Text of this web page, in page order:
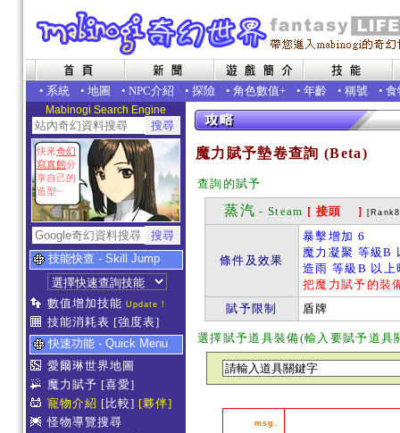
• 系統 • 地圖 • NPC介紹 • 探險 • 角色數值+ • 年齡 • 稱號 • 食
Mabinogi Search Engine
快來奇幻
寫真館分
享自己的
造型~
技能快查 - Skill Jump
數值增加技能 Update !
技能消耗表 [強度表]
快速功能 - Quick Menu
愛爾琳世界地圖
魔力賦予 [喜愛]
寵物介紹 [比較] [夥伴]
怪物導覽搜尋
魔力賦予墊卷查詢 (Beta)
查詢的賦予
蒸汽 - Steam [ 接頭 ]
條件及效果
暴擊增加 6
魔力凝聚 等級B
造雨 等級B 以
把魔力賦予的裝
賦予限制
盾牌
選擇賦予道具裝備(輸入要賦予道
msg.